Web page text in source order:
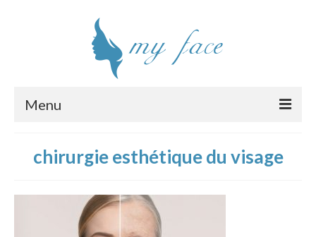
Menu
Chirurgiens
chirurgie esthétique du visage